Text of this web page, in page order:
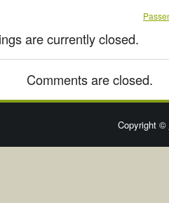
are currently closed.
Comments are closed.
Copyright ©